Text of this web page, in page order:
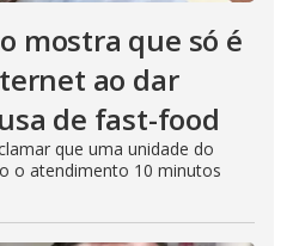
mostra que só é
ao dar
de fast-food
que uma unidade do
o atendimento 10 minutos